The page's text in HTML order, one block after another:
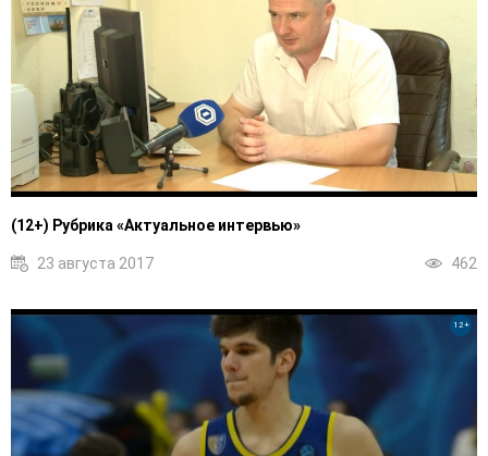
(12+) Рубрика «Актуальное интервью»
23 августа 2017 462
12+